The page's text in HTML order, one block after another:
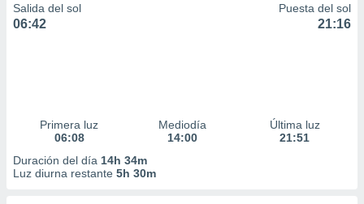
Salida del sol
06:42
Puesta del sol
21:16
Primera luz
06:08
Mediodía
14:00
Última luz
21:51
Duración del día 14h 34m
Luz diurna restante 5h 30m